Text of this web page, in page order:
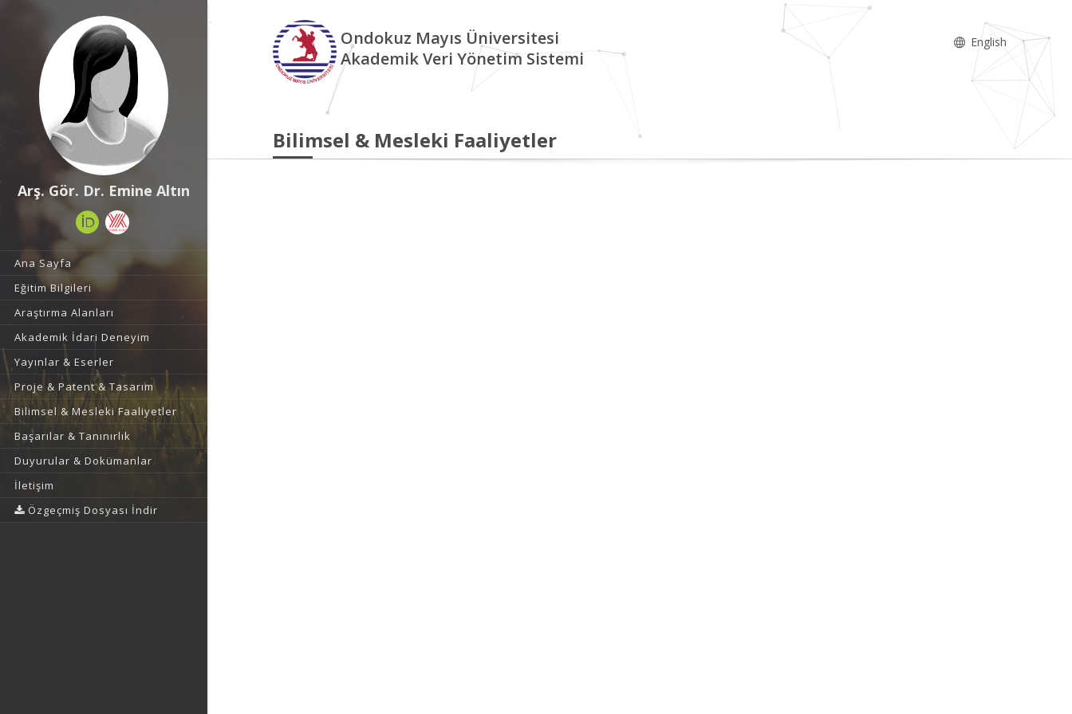
Arş. Gör. Dr. Emine Altın
Ana Sayfa
Eğitim Bilgileri
Araştırma Alanları
Akademik İdari Deneyim
Yayınlar & Eserler
Proje & Patent & Tasarım
Bilimsel & Mesleki Faaliyetler
Başarılar & Tanınırlık
Duyurular & Dokümanlar
İletişim
Özgeçmiş Dosyası İndir
Ondokuz Mayıs Üniversitesi
Akademik Veri Yönetim Sistemi
English
Bilimsel & Mesleki Faaliyetler